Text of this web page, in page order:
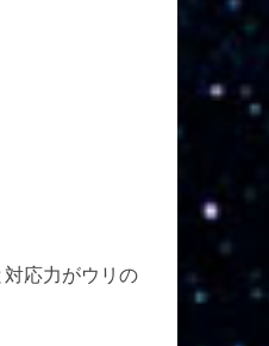
応力がウリの